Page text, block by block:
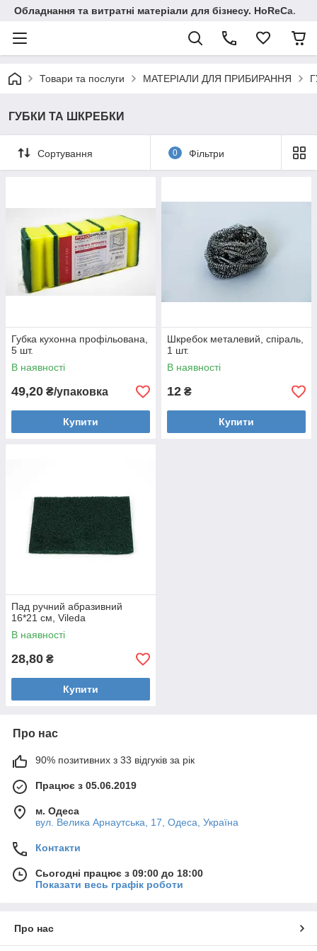
Обладнання та витратні матеріали для бізнесу. HoReCa.
Товари та послуги МАТЕРІАЛИ ДЛЯ ПРИБИРАННЯ
ГУБКИ ТА ШКРЕБКИ
Сортування 0 Фільтри
Губка кухонна профільована,
5 шт.
В наявності
49,20 ₴/упаковка
Купити
Шкребок металевий, спіраль,
1 шт.
В наявності
12 ₴
Купити
Пад ручний абразивний
16*21 см, Vileda
В наявності
28,80 ₴
Купити
Про нас
90% позитивних з 33 відгуків за рік
Працює з 05.06.2019
м. Одеса
вул. Велика Арнаутська, 17, Одеса, Україна
Контакти
Сьогодні працює з 09:00 до 18:00
Показати весь графік роботи
Про нас